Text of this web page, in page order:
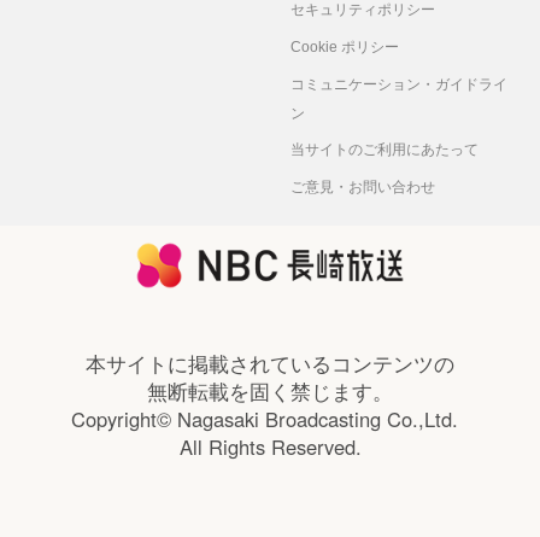
セキュリティポリシー
Cookie ポリシー
コミュニケーション・ガイドライ
ン
当サイトのご利用にあたって
ご意見・お問い合わせ
本サイトに掲載されているコンテンツの
無断転載を固く禁じます。
Copyright© Nagasaki Broadcasting Co.,Ltd.
All Rights Reserved.